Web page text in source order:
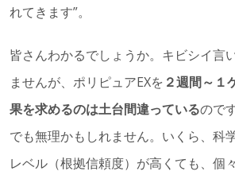
れてきます”。
皆さんわかるでしょうか。キビシイ言
ませんが、ポリピュアEXを ２週間～１
果を求めるのは土台間違っているので
でも無理かもしれません。いくら、科
レベル（根拠信頼度）が高くても、個